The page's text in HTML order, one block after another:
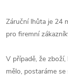
Záruční lhůta je 24
pro firemní
V případě, že
mělo, postaráme